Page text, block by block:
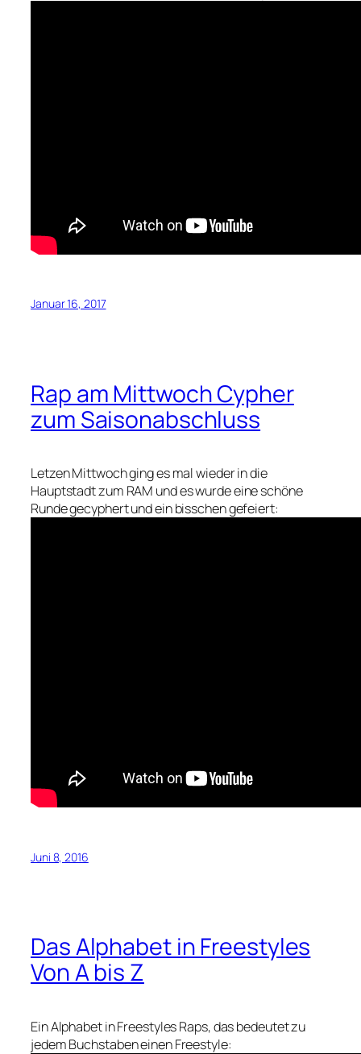
Januar 16, 2017
Rap am Mittwoch Cypher
zum Saisonabschluss
Letzen Mittwoch ging es mal wieder in die
Hauptstadt zum RAM und es wurde eine schöne
Runde gecyphert und ein bisschen gefeiert:
Juni 8, 2016
Das Alphabet in Freestyles
Von A bis Z
Ein Alphabet in Freestyles Raps, das bedeutet zu
jedem Buchstaben einen Freestyle: